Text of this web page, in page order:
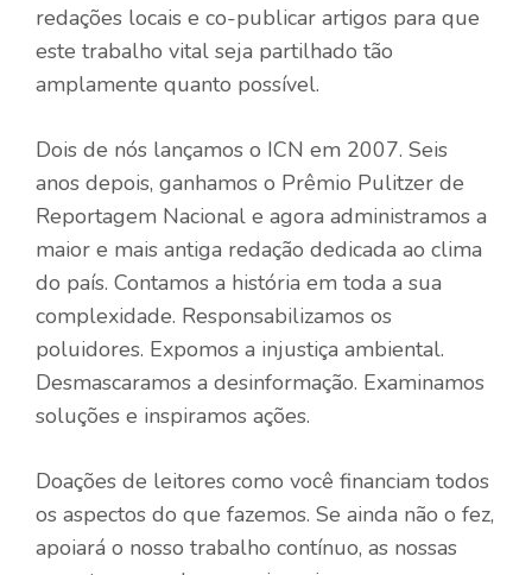
redações locais e co-publicar artigos para que
este trabalho vital seja partilhado tão
amplamente quanto possível.
Dois de nós lançamos o ICN em 2007. Seis
anos depois, ganhamos o Prêmio Pulitzer de
Reportagem Nacional e agora administramos a
maior e mais antiga redação dedicada ao clima
do país. Contamos a história em toda a sua
complexidade. Responsabilizamos os
poluidores. Expomos a injustiça ambiental.
Desmascaramos a desinformação. Examinamos
soluções e inspiramos ações.
Doações de leitores como você financiam todos
os aspectos do que fazemos. Se ainda não o fez,
apoiará o nosso trabalho contínuo, as nossas